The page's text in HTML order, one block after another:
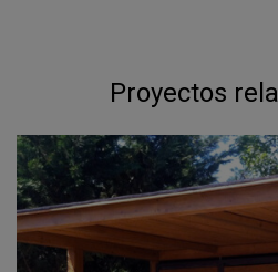
Proyectos